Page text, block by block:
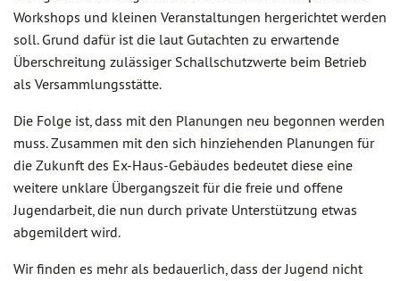
Workshops und kleinen Veranstaltungen hergerichtet werden
soll. Grund dafür ist die laut Gutachten zu erwartende
Überschreitung zulässiger Schallschutzwerte beim Betrieb
als Versammlungsstätte.
Die Folge ist, dass mit den Planungen neu begonnen werden
muss. Zusammen mit den sich hinziehenden Planungen für
die Zukunft des Ex-Haus-Gebäudes bedeutet diese eine
weitere unklare Übergangszeit für die freie und offene
Jugendarbeit, die nun durch private Unterstützung etwas
abgemildert wird.
Wir finden es mehr als bedauerlich, dass der Jugend nicht